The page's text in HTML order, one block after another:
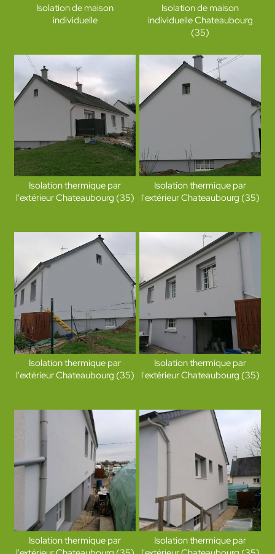
Isolation de maison
individuelle
Isolation de maison
individuelle Chateaubourg
(35)
Isolation thermique par
l'extérieur Chateaubourg (35)
Isolation thermique par
l'extérieur Chateaubourg (35)
Isolation thermique par
l'extérieur Chateaubourg (35)
Isolation thermique par
l'extérieur Chateaubourg (35)
Isolation thermique par
Isolation thermique par